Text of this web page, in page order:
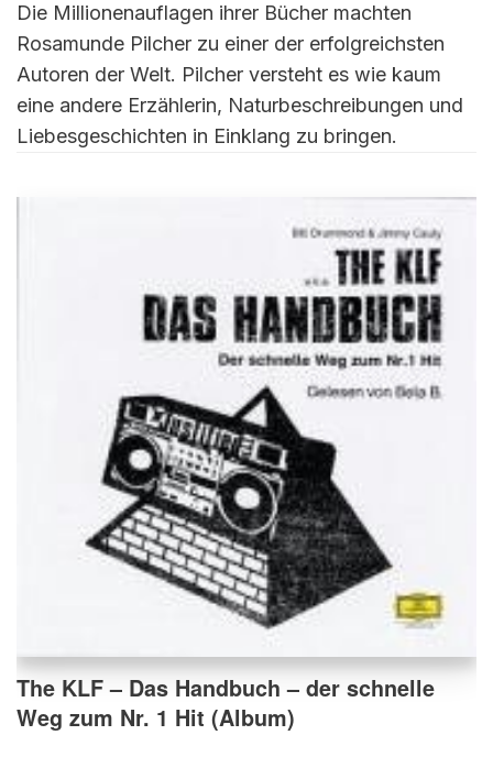
Die Millionenauflagen ihrer Bücher machten
Rosamunde Pilcher zu einer der erfolgreichsten
Autoren der Welt. Pilcher versteht es wie kaum
eine andere Erzählerin, Naturbeschreibungen und
Liebesgeschichten in Einklang zu bringen.
The KLF – Das Handbuch – der schnelle
Weg zum Nr. 1 Hit (Album)